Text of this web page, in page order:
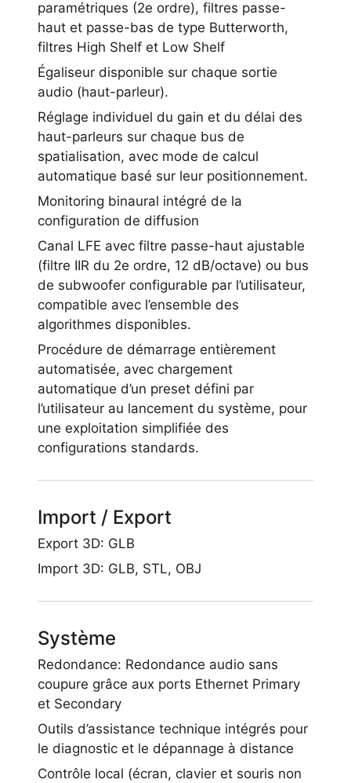
paramétriques (2e ordre), filtres passe-
haut et passe-bas de type Butterworth,
filtres High Shelf et Low Shelf
Égaliseur disponible sur chaque sortie
audio (haut-parleur).
Réglage individuel du gain et du délai des
haut-parleurs sur chaque bus de
spatialisation, avec mode de calcul
automatique basé sur leur positionnement.
Monitoring binaural intégré de la
configuration de diffusion
Canal LFE avec filtre passe-haut ajustable
(filtre IIR du 2e ordre, 12 dB/octave) ou bus
de subwoofer configurable par l’utilisateur,
compatible avec l’ensemble des
algorithmes disponibles.
Procédure de démarrage entièrement
automatisée, avec chargement
automatique d’un preset défini par
l’utilisateur au lancement du système, pour
une exploitation simplifiée des
configurations standards.
Import / Export
Export 3D: GLB
Import 3D: GLB, STL, OBJ
Système
Redondance: Redondance audio sans
coupure grâce aux ports Ethernet Primary
et Secondary
Outils d’assistance technique intégrés pour
le diagnostic et le dépannage à distance
Contrôle local (écran, clavier et souris non